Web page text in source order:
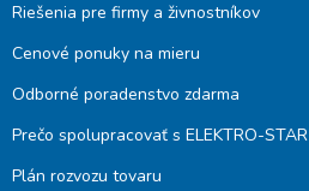
Riešenia pre firmy a živnostníkov
Cenové ponuky na mieru
Odborné poradenstvo zdarma
Prečo spolupracovať s ELEKTRO-STAR
Plán rozvozu tovaru